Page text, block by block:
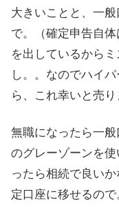
大きいことと、一
で。（確定申告自
を出しているから
し。。なのでハイ
ら、これ幸いと売り
無職になったら一
のグレーゾーンを
ったら相続で良い
定口座に移せるので